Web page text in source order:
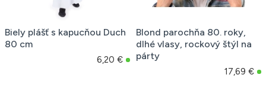
Biely plášť s kapucňou Duch
80 cm
6,20 €
Blond parochňa 80. roky,
dlhé vlasy, rockový štýl na
párty
17,69 €